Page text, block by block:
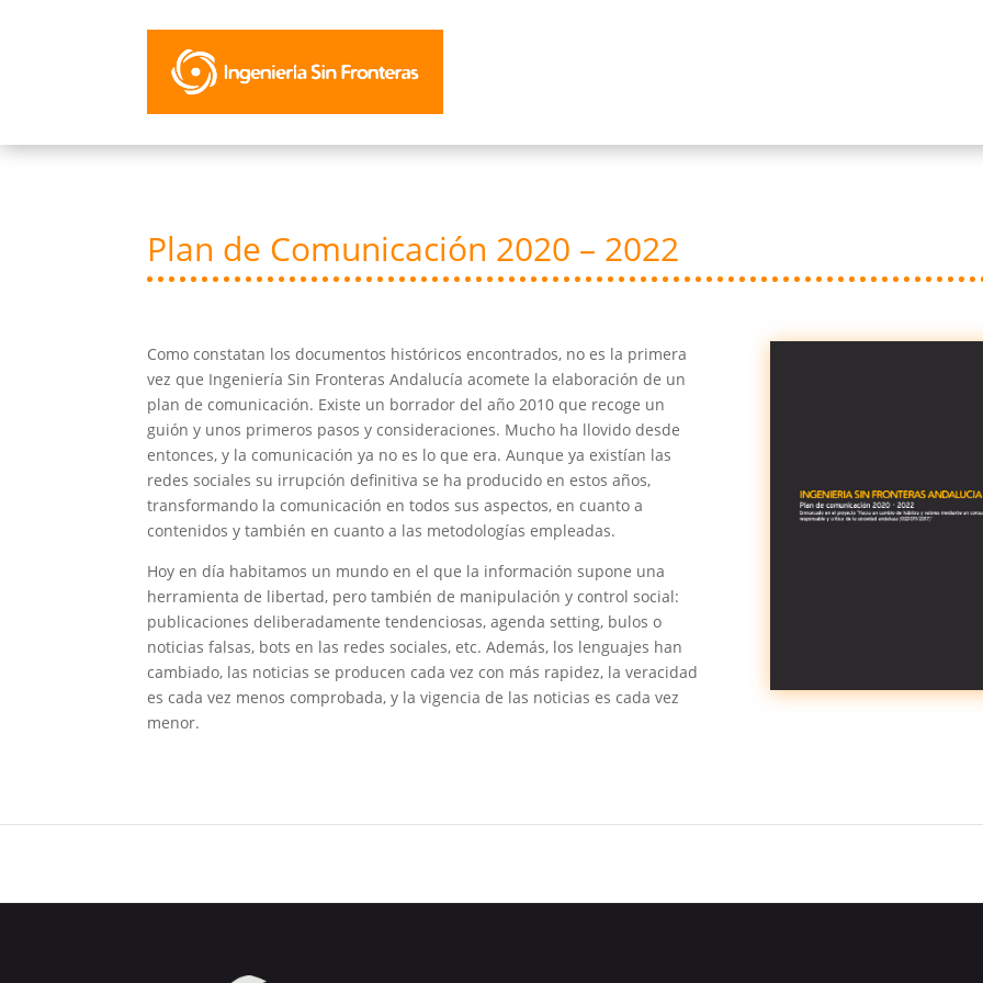
Plan de Comunicación 2020 – 2022
Como constatan los documentos históricos encontrados, no es la primera
vez que Ingeniería Sin Fronteras Andalucía acomete la elaboración de un
plan de comunicación. Existe un borrador del año 2010 que recoge un
guión y unos primeros pasos y consideraciones. Mucho ha llovido desde
entonces, y la comunicación ya no es lo que era. Aunque ya existían las
redes sociales su irrupción definitiva se ha producido en estos años,
transformando la comunicación en todos sus aspectos, en cuanto a
contenidos y también en cuanto a las metodologías empleadas.
Hoy en día habitamos un mundo en el que la información supone una
herramienta de libertad, pero también de manipulación y control social:
publicaciones deliberadamente tendenciosas, agenda setting, bulos o
noticias falsas, bots en las redes sociales, etc. Además, los lenguajes han
cambiado, las noticias se producen cada vez con más rapidez, la veracidad
es cada vez menos comprobada, y la vigencia de las noticias es cada vez
menor.